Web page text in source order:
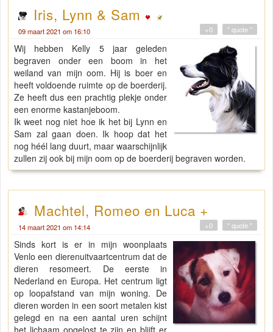
Iris, Lynn & Sam
09 maart 2021 om 16:10 " quote "
+0
Wij hebben Kelly 5 jaar geleden
begraven onder een boom in het
weiland van mijn oom. Hij is boer en
heeft voldoende ruimte op de boerderij.
Ze heeft dus een prachtig plekje onder
een enorme kastanjeboom.
Ik weet nog niet hoe ik het bij Lynn en
Sam zal gaan doen. Ik hoop dat het
nog héél lang duurt, maar waarschijnlijk
zullen zij ook bij mijn oom op de boerderij begraven worden.
Machtel, Romeo en Luca +
14 maart 2021 om 14:14 " quote "
+0
Sinds kort is er in mijn woonplaats
Venlo een dierenuitvaartcentrum dat de
dieren resomeert. De eerste in
Nederland en Europa. Het centrum ligt
op loopafstand van mijn woning. De
dieren worden in een soort metalen kist
gelegd en na een aantal uren schijnt
het lichaam opgelost te zijn en blijft er